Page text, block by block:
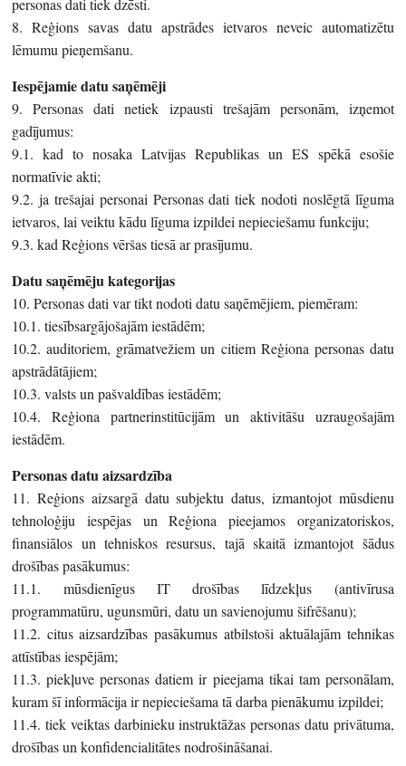
personas dati tiek dzēsti.
8. Reģions savas datu apstrādes ietvaros neveic automatizētu
lēmumu pieņemšanu.
Iespējamie datu saņēmēji
9. Personas dati netiek izpausti trešajām personām, izņemot
gadījumus:
9.1. kad to nosaka Latvijas Republikas un ES spēkā esošie
normatīvie akti;
9.2. ja trešajai personai Personas dati tiek nodoti noslēgtā līguma
ietvaros, lai veiktu kādu līguma izpildei nepieciešamu funkciju;
9.3. kad Reģions vēršas tiesā ar prasījumu.
Datu saņēmēju kategorijas
10. Personas dati var tikt nodoti datu saņēmējiem, piemēram:
10.1. tiesībsargājošajām iestādēm;
10.2. auditoriem, grāmatvežiem un citiem Reģiona personas datu
apstrādātājiem;
10.3. valsts un pašvaldības iestādēm;
10.4. Reģiona partnerinstitūcijām un aktivitāšu uzraugošajām
iestādēm.
Personas datu aizsardzība
11. Reģions aizsargā datu subjektu datus, izmantojot mūsdienu
tehnoloģiju iespējas un Reģiona pieejamos organizatoriskos,
finansiālos un tehniskos resursus, tajā skaitā izmantojot šādus
drošības pasākumus:
11.1. mūsdienīgus IT drošības līdzekļus (antivīrusa
programmatūru, ugunsmūri, datu un savienojumu šifrēšanu);
11.2. citus aizsardzības pasākumus atbilstoši aktuālajām tehnikas
attīstības iespējām;
11.3. piekļuve personas datiem ir pieejama tikai tam personālam,
kuram šī informācija ir nepieciešama tā darba pienākumu izpildei;
11.4. tiek veiktas darbinieku instruktāžas personas datu privātuma,
drošības un konfidencialitātes nodrošināšanai.